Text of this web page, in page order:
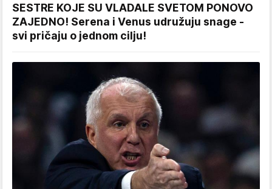
SESTRE KOJE SU VLADALE SVETOM PONOVO
ZAJEDNO! Serena i Venus udružuju snage -
svi pričaju o jednom cilju!